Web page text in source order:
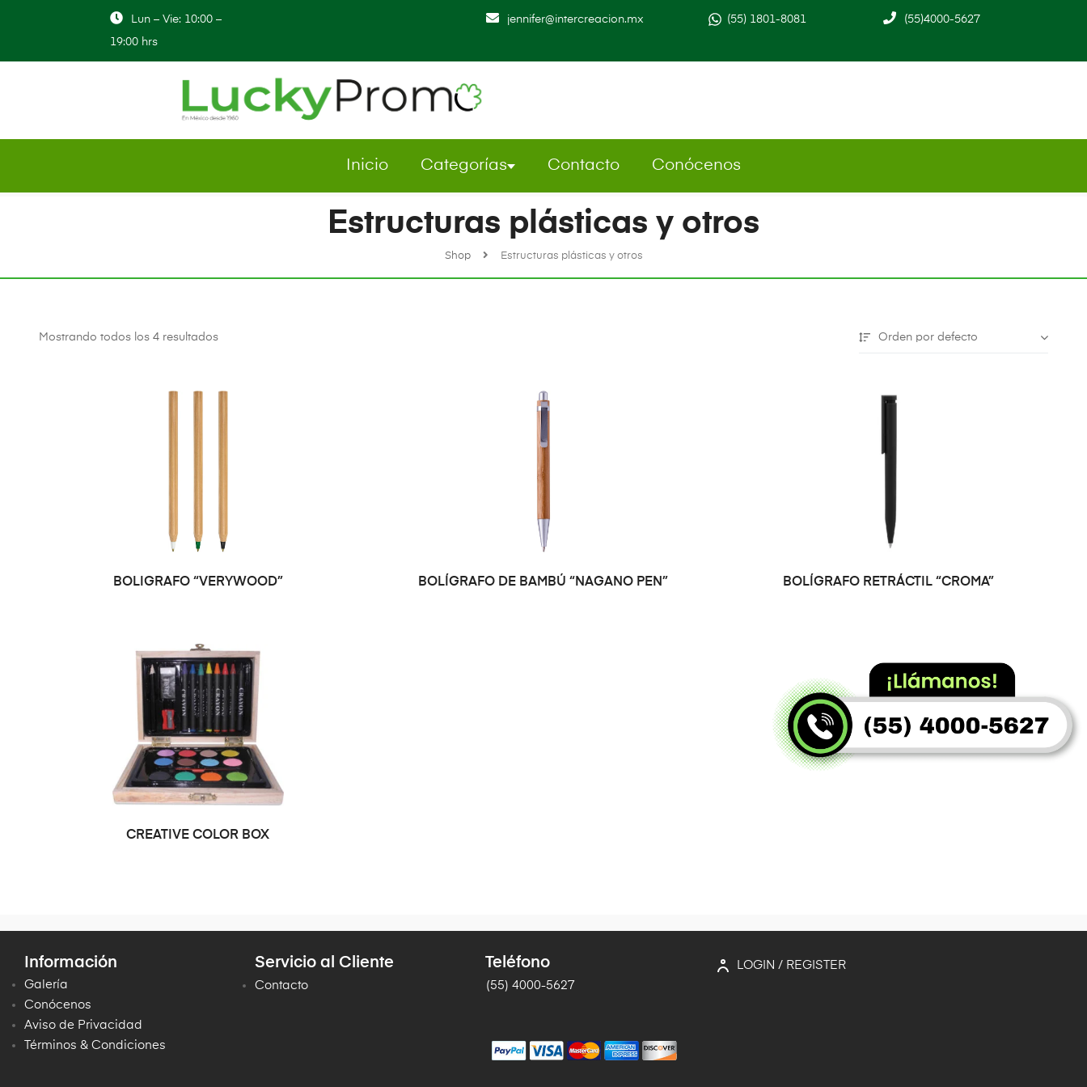
Lun – Vie: 10:00 –
19:00 hrs
jennifer@intercreacion.mx (55) 1801-8081 (55)4000-5627
Inicio Categorías Contacto Conócenos
Shop Estructuras plásticas y otros
Estructuras plásticas y otros
Mostrando todos los 4 resultados Orden por defecto
SELECCIONAR OPCIONES
BOLIGRAFO “VERYWOOD” BOLÍGRAFO DE BAMBÚ “NAGANO PEN” SELECCIONAR OPCIONES
BOLÍGRAFO RETRÁCTIL “CROMA”
CREATIVE COLOR BOX
Información
Galería
Conócenos
Aviso de Privacidad
Términos & Condiciones
Servicio al Cliente
Contacto
Teléfono
(55) 4000-5627
LOGIN / REGISTER